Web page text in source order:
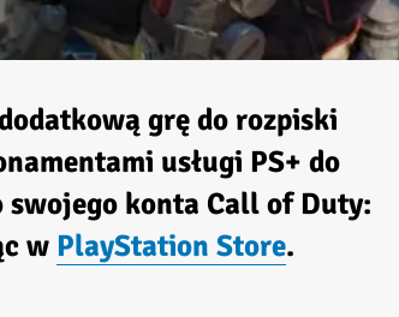
grę do rozpiski
usługi PS+ do
swojego konta Call of Duty:
w PlayStation Store.